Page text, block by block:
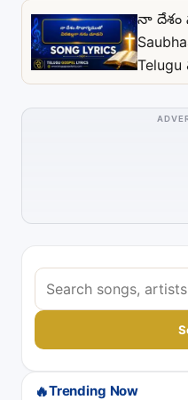
నా దేశం
Telugu
S
e
r
h
🔥Trending Now